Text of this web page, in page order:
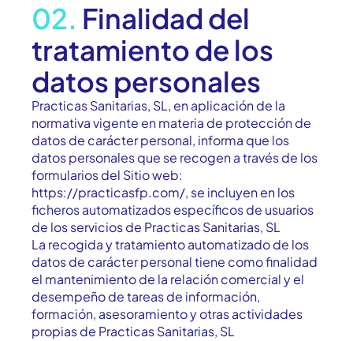
02. Finalidad del
tratamiento de los
datos personales
Practicas Sanitarias, SL, en aplicación de la
normativa vigente en materia de protección de
datos de carácter personal, informa que los
datos personales que se recogen a través de los
formularios del Sitio web:
https://practicasfp.com/, se incluyen en los
ficheros automatizados específicos de usuarios
de los servicios de Practicas Sanitarias, SL
La recogida y tratamiento automatizado de los
datos de carácter personal tiene como finalidad
el mantenimiento de la relación comercial y el
desempeño de tareas de información,
formación, asesoramiento y otras actividades
propias de Practicas Sanitarias, SL